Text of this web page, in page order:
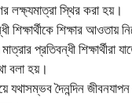
লক্ষ্যমাত্রা স্থির করা হয়।
শিক্ষার আওতায়
প্রতিবন্ধী শিক্ষার্থীরা
বলা হয়।
যথাসম্ভব দৈনন্দিন